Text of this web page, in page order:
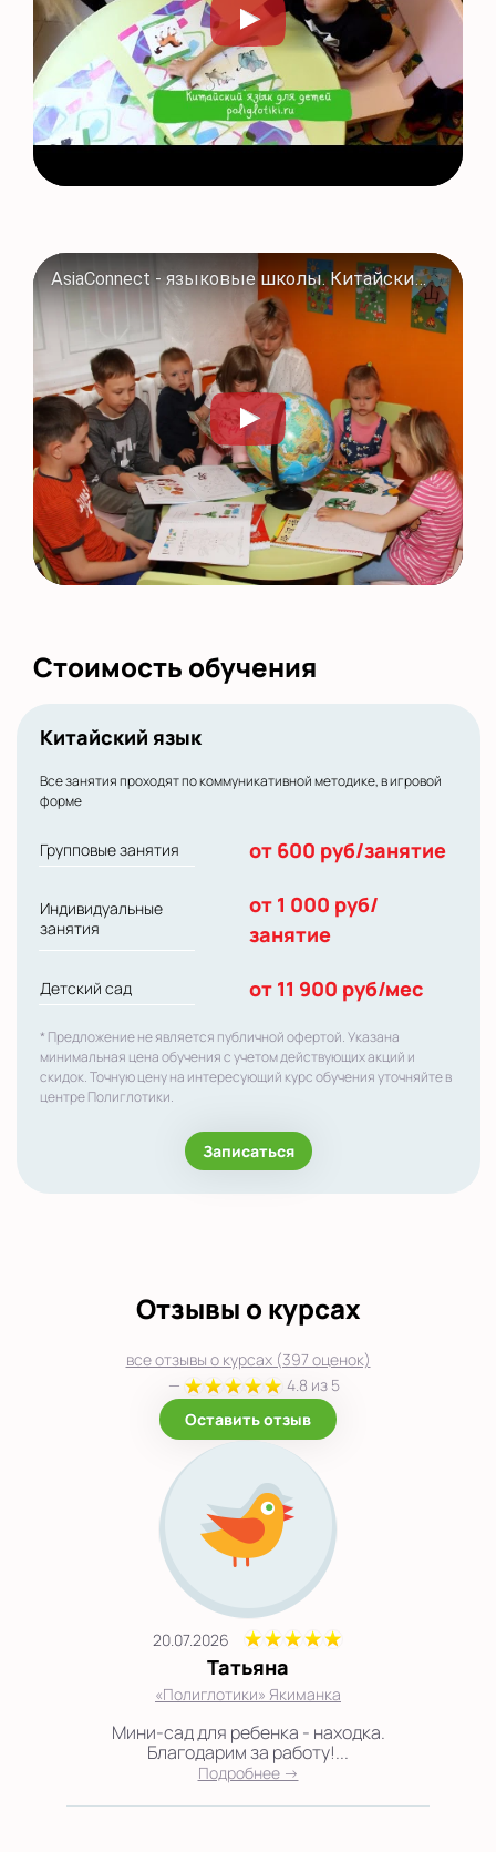
AsiaConnect - языковые школы. Китайский язык. Франшиза
Стоимость обучения
Китайский язык
Все занятия проходят по коммуникативной методике, в игровой
форме
Групповые занятия от 600 руб/занятие
Индивидуальные
занятия
от 1 000 руб/
занятие
Детский сад от 11 900 руб/мес
* Предложение не является публичной офертой. Указана
минимальная цена обучения с учетом действующих акций и
скидок. Точную цену на интересующий курс обучения уточняйте в
центре Полиглотики.
Записаться
Отзывы о курсах
все отзывы о курсах (397 оценок)
—
4.8 из 5
Оставить отзыв
20.07.2026
Татьяна
«Полиглотики» Якиманка
Мини-сад для ребенка - находка.
Благодарим за работу!...
Подробнее →